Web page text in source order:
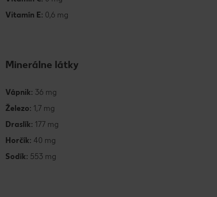
Vitamín E: 0,6 mg
Minerálne látky
Vápnik: 36 mg
Železo: 1,7 mg
Draslík: 177 mg
Horčík: 40 mg
Sodík: 553 mg